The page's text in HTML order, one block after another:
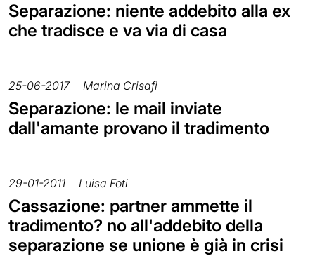
Separazione: niente addebito alla ex
che tradisce e va via di casa
25-06-2017 Marina Crisafi
Separazione: le mail inviate
dall'amante provano il tradimento
29-01-2011 Luisa Foti
Cassazione: partner ammette il
tradimento? no all'addebito della
separazione se unione è già in crisi